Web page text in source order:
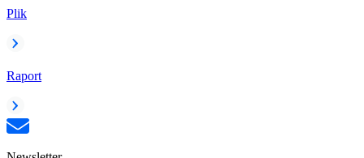
Plik
Raport